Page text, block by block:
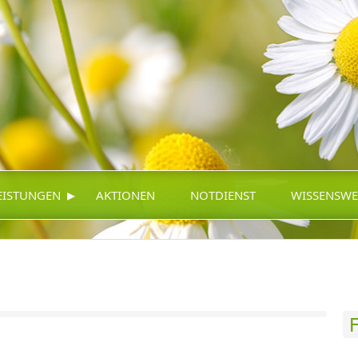
▸ AKTIONEN NOTDIENST